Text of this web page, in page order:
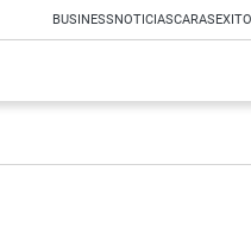
BUSINESSNOTICIASCARAS